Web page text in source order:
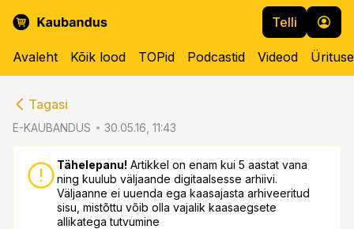
Telli
Avaleht Kõik lood TOPid Podcastid Videod
Tagasi
E-KAUBANDUS 30.05.16, 11:43
Tähelepanu! Artikkel on enam kui 5 aastat vana
ning kuulub väljaande digitaalsesse arhiivi.
Väljaanne ei uuenda ega kaasajasta arhiveeritud
sisu, mistõttu võib olla vajalik kaasaegsete
allikatega tutvumine